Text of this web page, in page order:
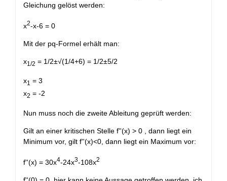
Gleichung gelöst werden:
x2-x-6 = 0
Mit der pq-Formel erhält man:
x1/2 = 1/2±√(1/4+6) = 1/2±5/2
x1
= 3
x2 = -2
Nun muss noch die zweite Ableitung geprüft werden:
Gilt an einer kritischen Stelle f''(x) > 0 , dann liegt ein
Minimum vor, gilt f''(x)<0, dann liegt ein Maximum vor:
f''(x) = 30x4-24x3-108x2